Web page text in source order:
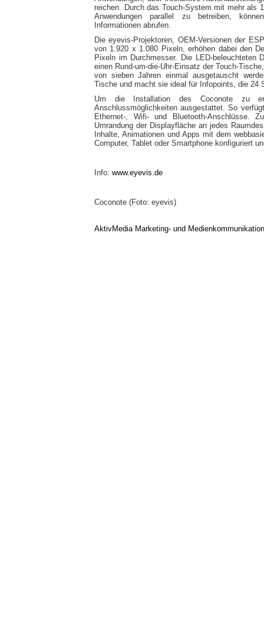
reichen. Durch das Touch-System mit mehr als
Anwendungen parallel zu betreiben,
Informationen abrufen.
Die eyevis-Projektoren, OEM-Versionen der
von 1.920 x 1.080 Pixeln, erhöhen dabei den
Pixeln im Durchmesser. Die LED-beleuchteten
einen Rund-um-die-Uhr-Einsatz der Touch-
von sieben Jahren einmal ausgetauscht
Tische und macht sie ideal für Infopoints, die 24
Um die Installation des Coconote zu
Anschlussmöglichkeiten ausgestattet. So
Ethernet-, Wifi- und Bluetooth-Anschlüsse.
Umrandung der Displayfläche an jedes
Inhalte, Animationen und Apps mit dem
Computer, Tablet oder Smartphone konfiguriert
Info: www.eyevis.de
Coconote (Foto: eyevis)
AktivMedia Marketing- und